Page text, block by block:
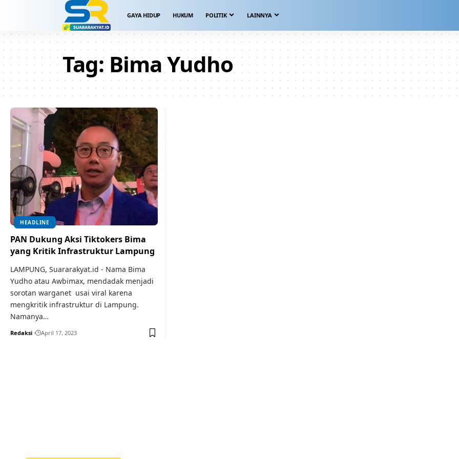
GAYA HIDUP HUKUM POLITIK LAINNYA
Tag: Bima Yudho
HEADLINE
PAN Dukung Aksi Tiktokers Bima
yang Kritik Infrastruktur Lampung
LAMPUNG, Suararakyat.id - Nama Bima
Yudho atau Awbimax, mendadak menjadi
sorotan warganet usai viral karena
mengkritik infrastruktur di Lampung.
Namanya…
Redaksi April 17, 2023